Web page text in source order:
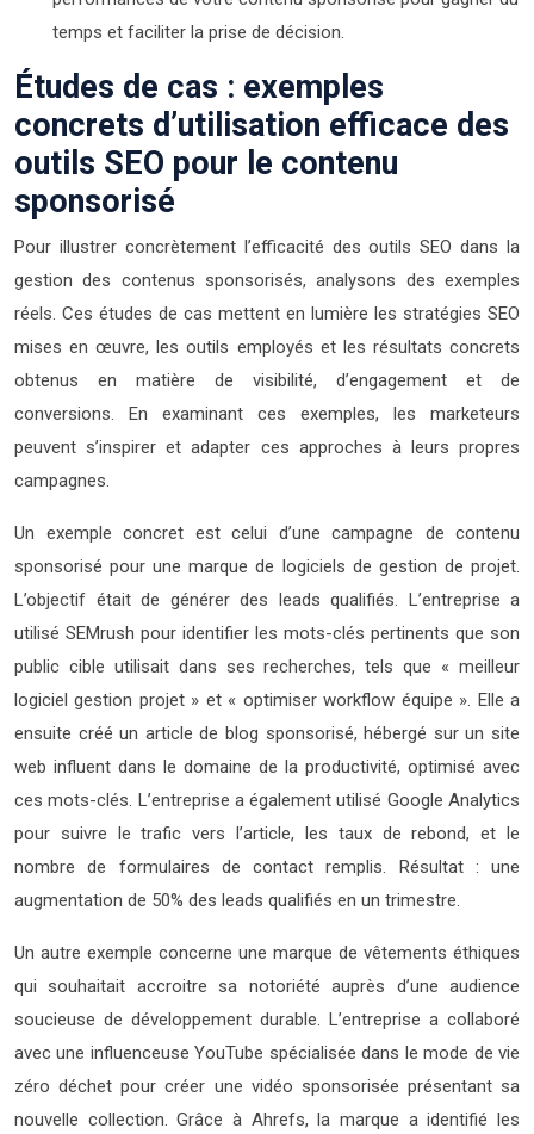
temps et faciliter la prise de décision.
Études de cas : exemples
concrets d’utilisation efficace des
outils SEO pour le contenu
sponsorisé
Pour illustrer concrètement l’efficacité des outils SEO dans la
gestion des contenus sponsorisés, analysons des exemples
réels. Ces études de cas mettent en lumière les stratégies SEO
mises en œuvre, les outils employés et les résultats concrets
obtenus en matière de visibilité, d’engagement et de
conversions. En examinant ces exemples, les marketeurs
peuvent s’inspirer et adapter ces approches à leurs propres
campagnes.
Un exemple concret est celui d’une campagne de contenu
sponsorisé pour une marque de logiciels de gestion de projet.
L’objectif était de générer des leads qualifiés. L’entreprise a
utilisé SEMrush pour identifier les mots-clés pertinents que son
public cible utilisait dans ses recherches, tels que « meilleur
logiciel gestion projet » et « optimiser workflow équipe ». Elle a
ensuite créé un article de blog sponsorisé, hébergé sur un site
web influent dans le domaine de la productivité, optimisé avec
ces mots-clés. L’entreprise a également utilisé Google Analytics
pour suivre le trafic vers l’article, les taux de rebond, et le
nombre de formulaires de contact remplis. Résultat : une
augmentation de 50% des leads qualifiés en un trimestre.
Un autre exemple concerne une marque de vêtements éthiques
qui souhaitait accroitre sa notoriété auprès d’une audience
soucieuse de développement durable. L’entreprise a collaboré
avec une influenceuse YouTube spécialisée dans le mode de vie
zéro déchet pour créer une vidéo sponsorisée présentant sa
nouvelle collection. Grâce à Ahrefs, la marque a identifié les